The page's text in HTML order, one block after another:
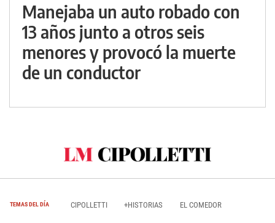
Manejaba un auto robado con
13 años junto a otros seis
menores y provocó la muerte
de un conductor
TEMAS DEL DÍA CIPOLLETTI +HISTORIAS EL COMEDOR